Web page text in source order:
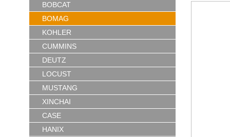
BOBCAT
BOMAG
KOHLER
CUMMINS
DEUTZ
LOCUST
MUSTANG
XINCHAI
CASE
HANIX